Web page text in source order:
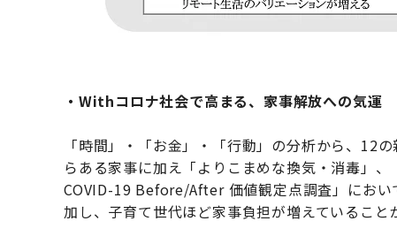
・Withコロナ社会で高まる、家事解放への気運
「時間」・「お金」・「行動」の分析から、12
らある家事に加え「よりこまめな換気・消毒」
COVID-19 Before/After 価値観定点調査」にお
加し、子育て世代ほど家事負担が増えていること